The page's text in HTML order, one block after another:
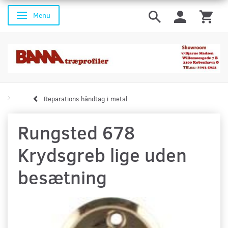
Skifte navigation
Menu
Reparations håndtag i metal
Rungsted 678
Krydsgreb lige uden
besætning